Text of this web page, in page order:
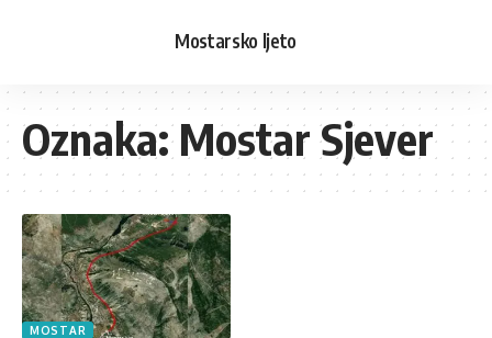
Mostarsko ljeto
Oznaka:Mostar Sjever
MOSTAR